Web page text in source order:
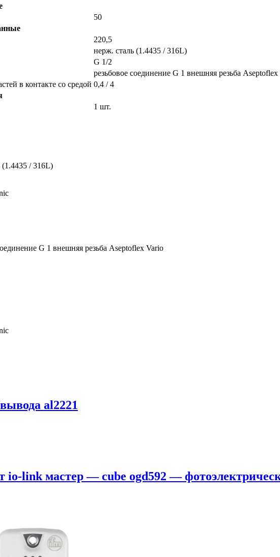
50
220,5
нерж. сталь (1.4435 / 316L)
G 1/2
резьбовое соединение G 1 внешняя резьба
в контакте со средой 0,4 / 4
1 шт.
(1.4435 / 316L)
G 1 внешняя резьба Aseptoflex Vario
al2221
io-link мастер — cube ogd592 —